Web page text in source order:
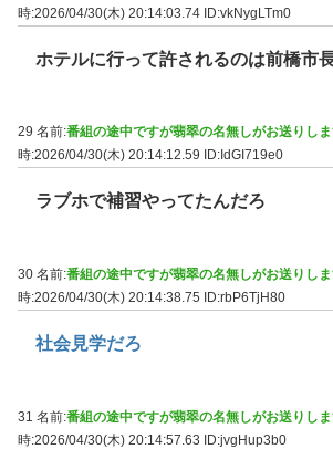
時:2026/04/30(木) 20:14:03.74 ID:vkNygLTm0
ホテルに行って許されるのは前橋市
29 名前:番組の途中ですが翡翠の名無しがお送りし
時:2026/04/30(木) 20:14:12.59
ID:IdGI719e0
ラブホで補習やってたんだろ
30 名前:番組の途中ですが翡翠の名無しがお送りし
時:2026/04/30(木) 20:14:38.75
ID:rbP6TjH80
社会見学だろ
31 名前:番組の途中ですが翡翠の名無しがお送りし
時:2026/04/30(木) 20:14:57.63 ID:jvgHup3b0